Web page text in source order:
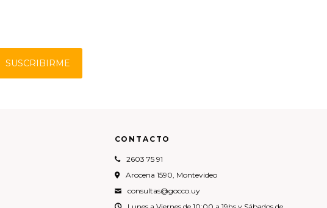
CONTACTO
2603 75 91
Arocena 1590, Montevideo
consultas@gocco.uy
SUSCRIBIRME